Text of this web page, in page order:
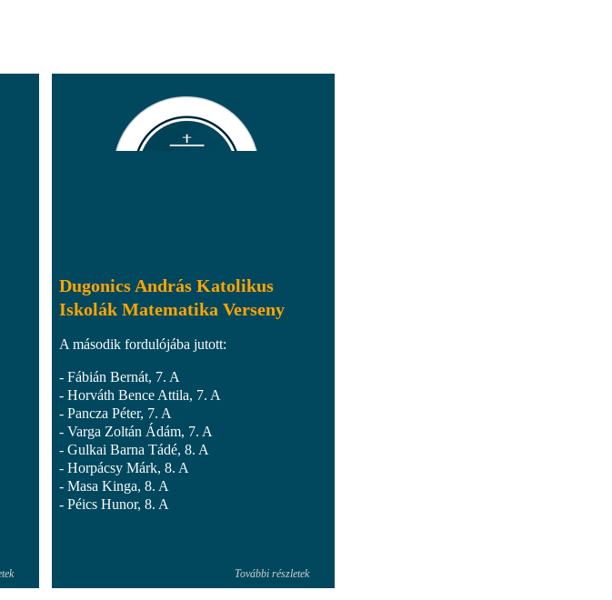
Dugonics András Katolikus
Iskolák Matematika Verseny
A második fordulójába jutott:
- Fábián Bernát, 7. A
- Horváth Bence Attila, 7. A
- Pancza Péter, 7. A
- Varga Zoltán Ádám, 7. A
- Gulkai Barna Tádé, 8. A
- Horpácsy Márk, 8. A
- Masa Kinga, 8. A
- Péics Hunor, 8. A
További részletek